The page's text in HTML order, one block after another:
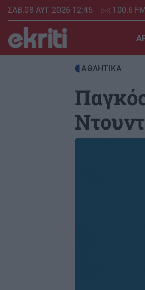
Skip
content
ΣΑΒ.08 ΑΥΓ 2026 12:45 100.6
ΑΘΛΗΤΙΚΑ